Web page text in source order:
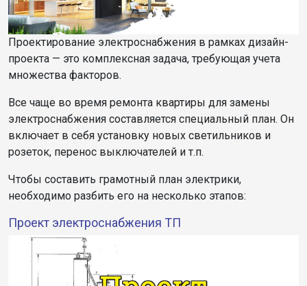
Проектирование электроснабжения в рамках дизайн-
проекта — это комплексная задача, требующая учета
множества факторов.
Все чаще во время ремонта квартиры для замены
электроснабжения составляется специальный план. Он
включает в себя установку новых светильников и
розеток, перенос выключателей и т.п.
Чтобы составить грамотный план электрики,
необходимо разбить его на несколько этапов:
Проект электроснабжения ТП